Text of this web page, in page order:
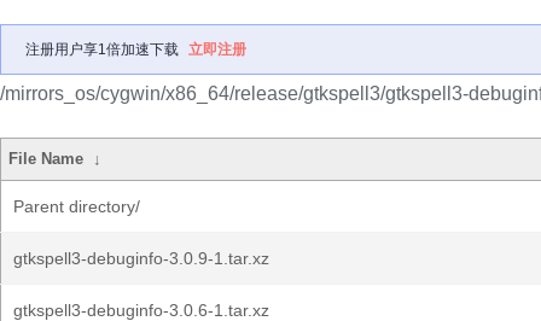
注册用户享1倍加速下载 立即注册
/mirrors_os/cygwin/x86_64/release/gtkspell3/gtkspell3-
File Name ↓
Parent directory/
gtkspell3-debuginfo-3.0.9-1.tar.xz
gtkspell3-debuginfo-3.0.6-1.tar.xz